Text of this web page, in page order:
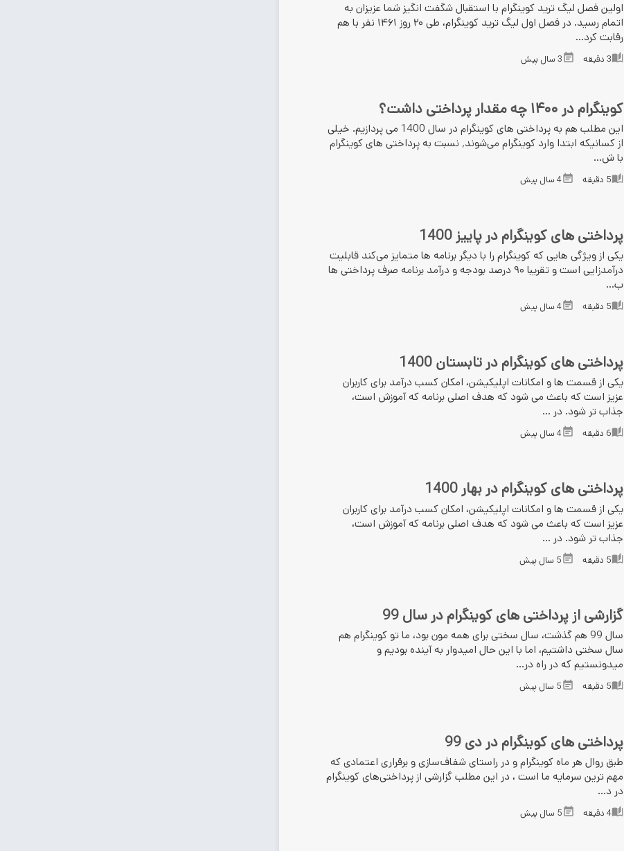
اولین فصل لیگ ترید کوینگرام با استقبال شگفت انگیز شما عزیزان به
اتمام رسید. در فصل اول لیگ ترید کوینگرام، طی ۲۰ روز ۱۴۶۱ نفر با هم
رقابت کرد...
3 دقیقه 3 سال پیش
کوینگرام در ۱۴۰۰ چه‌ مقدار پرداختی داشت؟
این مطلب هم به پرداختی های کوینگرام در سال 1400 می پردازیم. خیلی
از کسانیکه ابتدا وارد کوینگرام می‌شوند٬ نسبت به پرداختی های کوینگرام
با ش...
5 دقیقه 4 سال پیش
پرداختی های کوینگرام در پاییز 1400
یکی از ویژگی هایی که کوینگرام را با دیگر برنامه ها متمایز می‌کند قابلیت
درآمدزایی است و تقریبا ۹۰ درصد بودجه و درآمد برنامه صرف پرداختی ها
ب...
5 دقیقه 4 سال پیش
پرداختی های کوینگرام در تابستان 1400
یکی از قسمت ها و امکانات اپلیکیشن، امکان کسب درآمد برای کاربران
عزیز است که باعث می شود که هدف اصلی برنامه که آموزش است،
جذاب تر شود. در ...
6 دقیقه 4 سال پیش
پرداختی های کوینگرام در بهار 1400
یکی از قسمت ها و امکانات اپلیکیشن، امکان کسب درآمد برای کاربران
عزیز است که باعث می شود که هدف اصلی برنامه که آموزش است،
جذاب تر شود. در ...
5 دقیقه 5 سال پیش
گزارشی از پرداختی های کوینگرام در سال 99
سال 99 هم گذشت، سال سختی برای همه مون بود، ما تو کوینگرام هم
سال سختی داشتیم، اما با این حال امیدوار به آینده بودیم و
میدونستیم که در راه در...
5 دقیقه 5 سال پیش
پرداختی های کوینگرام در دی 99
طبق روال هر ماه کوینگرام و در راستای شفاف‌سازی و برقراری اعتمادی که
مهم ترین سرمایه ما است ، در این مطلب گزارشی از پرداختی‌های کوینگرام
در د...
4 دقیقه 5 سال پیش